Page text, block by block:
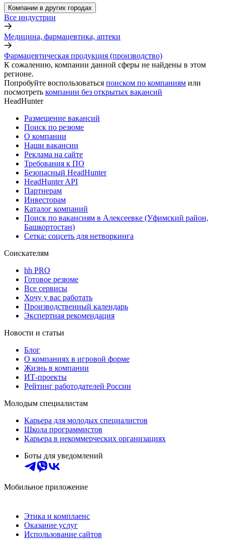
Компании в других городах
Все индустрии
Медицина, фармацевтика, аптеки
Фармацевтическая продукция (производство)
К сожалению, компании данной сферы не найдены в этом
регионе.
Попробуйте воспользоваться поиском по компаниям или
посмотреть компании без открытых вакансий
HeadHunter
Размещение вакансий
Поиск по резюме
О компании
Наши вакансии
Реклама на сайте
Требования к ПО
Безопасный HeadHunter
HeadHunter API
Партнерам
Инвесторам
Каталог компаний
Поиск по вакансиям в Алексеевке (Уфимский район,
Башкортостан)
Сетка: соцсеть для нетворкинга
Соискателям
hh PRO
Готовое резюме
Все сервисы
Хочу у вас работать
Производственный календарь
Экспертная рекомендация
Новости и статьи
Блог
О компаниях в игровой форме
Жизнь в компании
ИТ-проекты
Рейтинг работодателей России
Молодым специалистам
Карьера для молодых специалистов
Школа программистов
Карьера в некоммерческих организациях
Боты для уведомлений
Мобильное приложение
Этика и комплаенс
Оказание услуг
Использование сайтов